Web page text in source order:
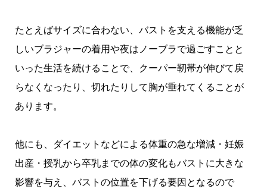
たとえばサイズに合わない、バストを支える機能が乏
しいブラジャーの着用や夜はノーブラで過ごすことと
いった生活を続けることで、クーパー靭帯が伸びて戻
らなくなったり、切れたりして胸が垂れてくることが
あります。
他にも、ダイエットなどによる体重の急な増減・妊娠
出産・授乳から卒乳までの体の変化もバストに大きな
影響を与え、バストの位置を下げる要因となるので